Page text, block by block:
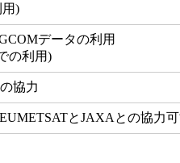
)
データの利用
の利用)
協力
とJAXAとの協力